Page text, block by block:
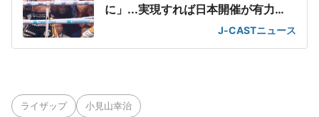
に」...実現すれば日本開催が有力
J-CASTニュース
ライザップ 小見山幸治